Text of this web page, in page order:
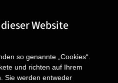
Website
so genannte „Cookies“.
und richten auf Ihrem
Sie werden entweder